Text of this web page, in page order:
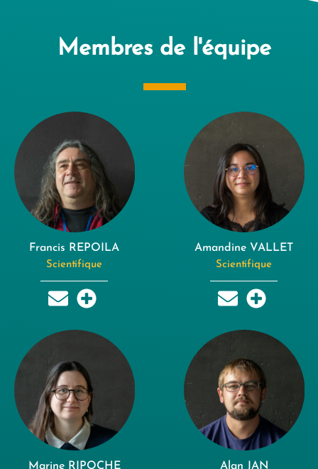
Membres de l'équipe
Francis REPOILA
Scientifique
Amandine VALLET
Scientifique
Marine RIPOCHE Alan JAN